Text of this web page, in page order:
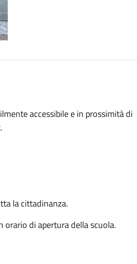
accessibile e in prossimità di
la cittadinanza.
orario di apertura della scuola.